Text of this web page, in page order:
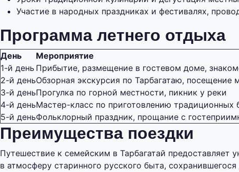
Участие в народных праздниках и фестивалях,
Программа летнего отдыха
День
Мероприятие
1-й день Прибытие, размещение в гостевом доме,
2-й деньОбзорная экскурсия по Тарбагатаю, посещение
3-й деньПрогулка по горной местности, пикник у реки
4-й деньМастер-класс по приготовлению традиционных
5-й деньФольклорный праздник, прощание с
Преимущества поездки
Путешествие к семейским в Тарбагатай предоставляет
в атмосферу старинного русского быта,